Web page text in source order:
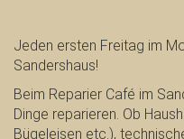
Jeden ersten Freitag im
Sandershaus!
Beim Reparier Café im
Dinge reparieren. Ob
Bügeleisen etc.),